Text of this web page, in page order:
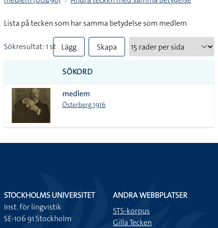
Lista på tecken som har samma betydelse som medlem
Sökresultat: 1 st Lägg
till
alla i
lista
Skapa
SÖKORD
medlem
Österberg 1916
STOCKHOLMS UNIVERSITET
Inst. för lingvistik
SE-106 91 Stockholm
ANDRA WEBBPLATSER
STS-korpus
Gilla Tecken